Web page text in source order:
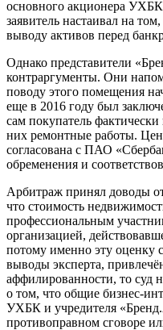
основного акционера
заявитель настаивал на
выводу активов перед
Однако представители
контраргументы. Они
поводу этого помещения
еще в 2016 году был
сам покупатель
них ремонтные работы.
согласована с ПАО
обременения и
Арбитраж принял доводы
что стоимость
профессиональным
организацией,
потому именно эту оценку
выводы эксперта,
аффилированности, то суд
о том, что общие бизнес-
УХБК и учредителя
противоправном сговоре